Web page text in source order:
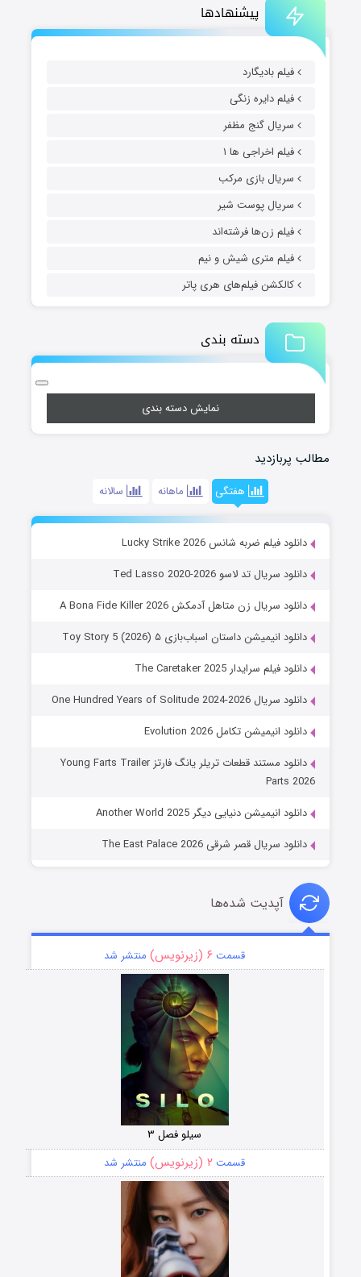
پیشنهادها
فیلم بادیگارد
فیلم دایره زنگی
سریال گنج مظفر
فیلم اخراجی ها ۱
سریال بازی مرکب
سریال پوست شیر
فیلم زن‌ها فرشته‌اند
فیلم متری شیش و نیم
کالکشن فیلم‌های هری پاتر
دسته بندی
نمایش دسته بندی
مطالب پربازدید
هفتگی ماهانه سالانه
دانلود فیلم ضربه شانس Lucky Strike 2026
دانلود سریال تد لاسو Ted Lasso 2020-2026
دانلود سریال زن متاهل آدمکش A Bona Fide Killer 2026
دانلود انیمیشن داستان اسباب‌بازی ۵ Toy Story 5 (2026)
دانلود فیلم سرایدار The Caretaker 2025
دانلود سریال One Hundred Years of Solitude 2024-2026
دانلود انیمیشن تکامل Evolution 2026
دانلود مستند قطعات تریلر یانگ فارتز Young Farts Trailer
Parts 2026
دانلود انیمیشن دنیایی دیگر Another World 2025
دانلود سریال قصر شرقی The East Palace 2026
آپدیت شده‌ها
قسمت ۶ (زیرنویس) منتشر شد
سیلو فصل ۳
قسمت ۲ (زیرنویس) منتشر شد